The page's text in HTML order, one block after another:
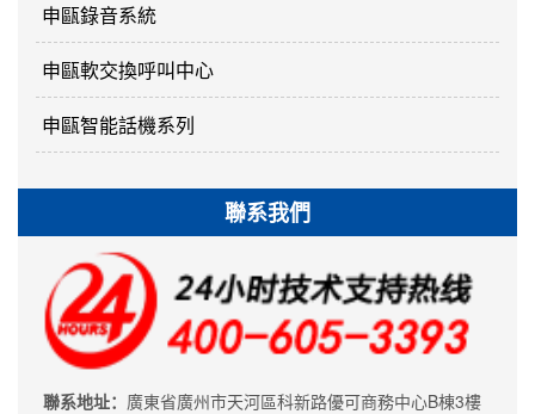
申甌錄音系統
申甌軟交換呼叫中心
申甌智能話機系列
聯系我們
聯系地址： 廣東省廣州市天河區科新路優可商務中心B棟3樓